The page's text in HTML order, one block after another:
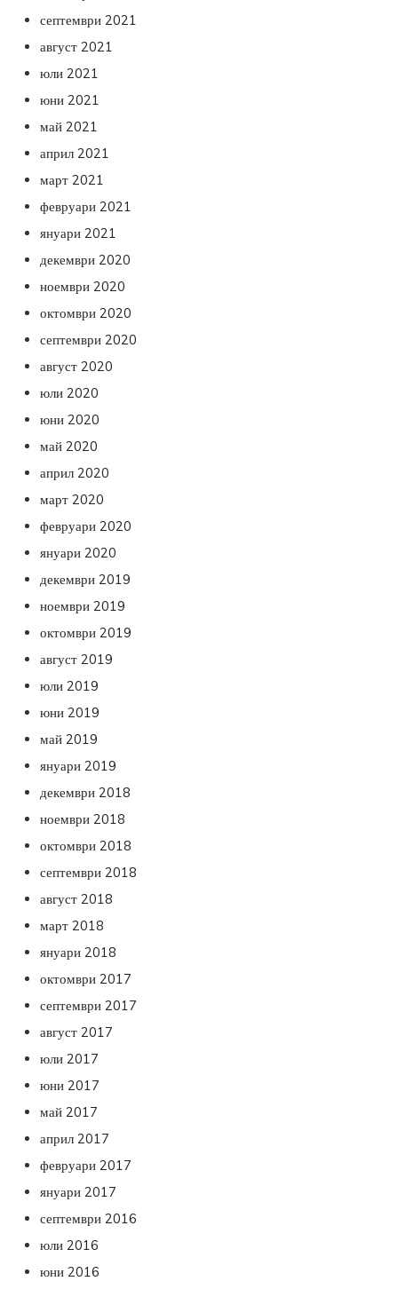
септември 2021
август 2021
юли 2021
юни 2021
май 2021
април 2021
март 2021
февруари 2021
януари 2021
декември 2020
ноември 2020
октомври 2020
септември 2020
август 2020
юли 2020
юни 2020
май 2020
април 2020
март 2020
февруари 2020
януари 2020
декември 2019
ноември 2019
октомври 2019
август 2019
юли 2019
юни 2019
май 2019
януари 2019
декември 2018
ноември 2018
октомври 2018
септември 2018
август 2018
март 2018
януари 2018
октомври 2017
септември 2017
август 2017
юли 2017
юни 2017
май 2017
април 2017
февруари 2017
януари 2017
септември 2016
юли 2016
юни 2016